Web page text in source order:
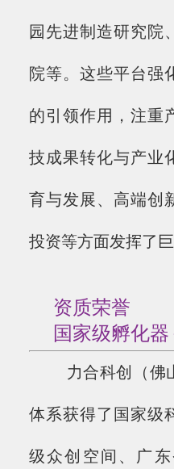
园先进制造研究院
院等。这些平台强
的引领作用，注重
技成果转化与产业
育与发展、高端创
投资等方面发挥了巨
资质荣誉
国家级孵化
力合科创（佛
体系获得了国家级
级众创空间、广